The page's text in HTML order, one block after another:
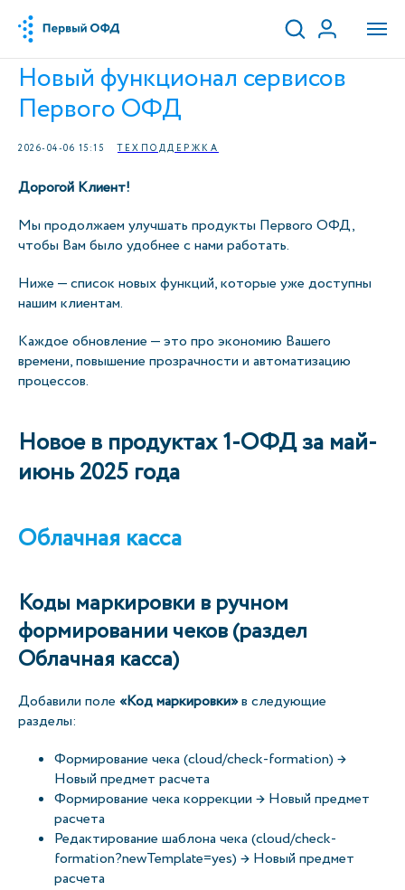
Новый функционал сервисов
Первого ОФД
2026-04-06 15:15 ТЕХПОДДЕРЖКА
Дорогой Клиент!
Мы продолжаем улучшать продукты Первого ОФД,
чтобы Вам было удобнее с нами работать.
Ниже — список новых функций, которые уже доступны
нашим клиентам.
Каждое обновление — это про экономию Вашего
времени, повышение прозрачности и автоматизацию
процессов.
Новое в продуктах 1-ОФД за май-
июнь 2025 года
Облачная касса
Коды маркировки в ручном
формировании чеков (раздел
Облачная касса)
Добавили поле «Код маркировки»в следующие
разделы:
Формирование чека (cloud/check-formation) →
Новый предмет расчета
Формирование чека коррекции → Новый предмет
расчета
Редактирование шаблона чека (cloud/check-
formation?newTemplate=yes) → Новый предмет
расчета